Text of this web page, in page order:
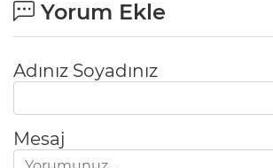
Yorum Ekle
Adınız Soyadınız
Mesaj